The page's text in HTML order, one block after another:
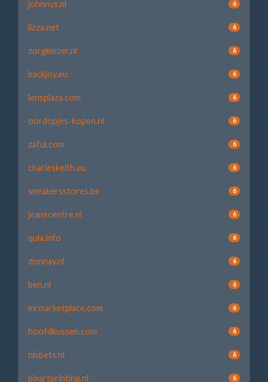
johnnys.nl 6
lizza.net 6
zorgkiezer.nl 6
backjoy.eu 6
lensplaza.com 6
oordopjes-kopen.nl 6
zaful.com 6
charleskeith.eu 6
sneakersstores.be 6
jeanscentre.nl 6
qula.info 6
donnay.nl 6
ben.nl 6
mrmarketplace.com 6
hoofdkussen.com 6
nisbets.nl 6
pixartprinting.nl 6